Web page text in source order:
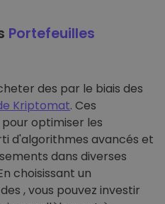
Portefeuilles
des par le biais des
Kriptomat. Ces
optimiser les
d'algorithmes avancés et
dans diverses
choisissant un
, vous pouvez investir